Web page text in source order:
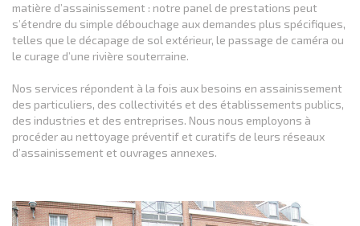
matière d’assainissement : notre panel de prestations peut
s’étendre du simple débouchage aux demandes plus spécifiques,
telles que le décapage de sol extérieur, le passage de caméra ou
le curage d’une rivière souterraine.
Nos services répondent à la fois aux besoins en assainissement
des particuliers, des collectivités et des établissements publics,
des industries et des entreprises. Nous nous employons à
procéder au nettoyage préventif et curatifs de leurs réseaux
d’assainissement et ouvrages annexes.